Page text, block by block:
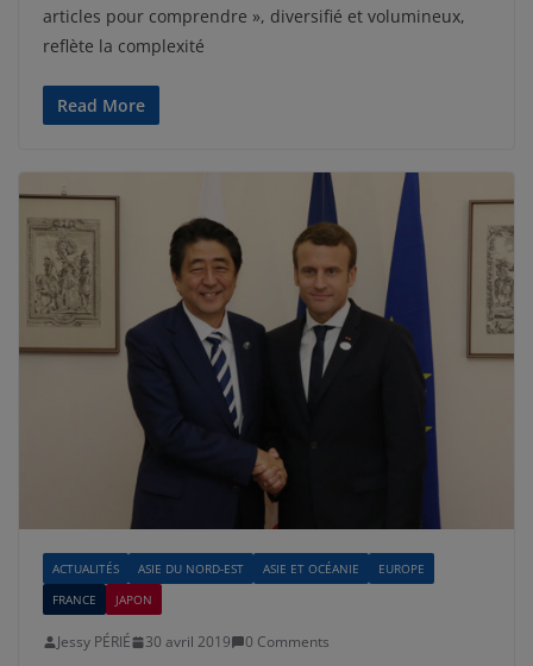
articles pour comprendre », diversifié et volumineux,
reflète la complexité
Read More
ACTUALITÉS ASIE DU NORD-EST ASIE ET OCÉANIE
EUROPE
FRANCE
JAPON
Jessy PÉRIÉ 30 avril 2019 0 Comments